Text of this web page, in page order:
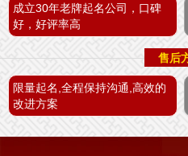
成立30年老牌起名公司，口碑
好，好评率高
售后
限量起名,全程保持沟通,高效的
改进方案